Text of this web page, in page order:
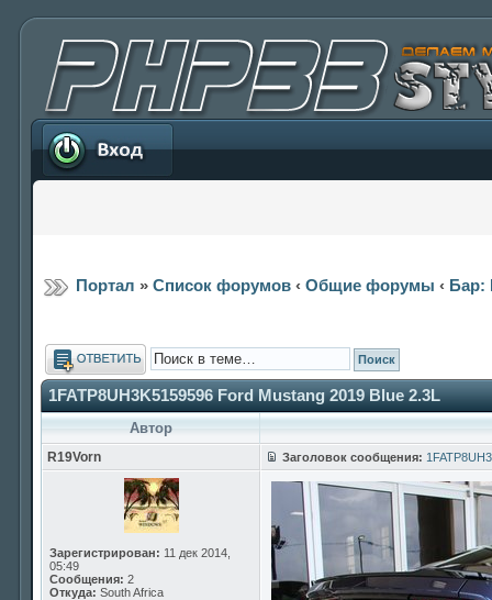
Вход
Портал » Список форумов ‹ Общие форумы ‹ Бар:
Ответить
1FATP8UH3K5159596 Ford Mustang 2019 Blue 2.3L
Автор
R19Vorn Заголовок сообщения:
Зарегистрирован: 11 дек 2014,
05:49
Сообщения: 2
Откуда: South Africa